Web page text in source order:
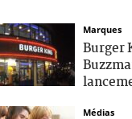
Marques
Burger
Médias